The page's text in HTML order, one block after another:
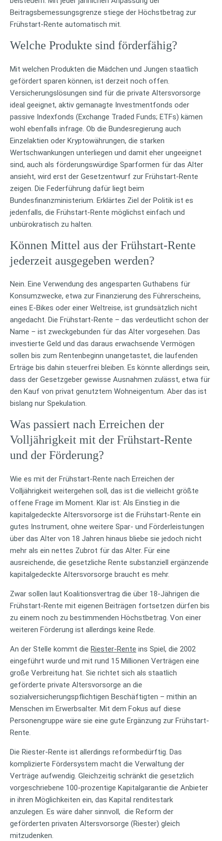
Beitragsbemessungsgrenze stiege der Höchstbetrag zur
Frühstart-Rente automatisch mit.
Welche Produkte sind förderfähig?
Mit welchen Produkten die Mädchen und Jungen staatlich
gefördert sparen können, ist derzeit noch offen.
Versicherungslösungen sind für die private Altersvorsorge
ideal geeignet, aktiv gemanagte Investmentfonds oder
passive Indexfonds (Exchange Traded Funds; ETFs) kämen
wohl ebenfalls infrage. Ob die Bundesregierung auch
Einzelaktien oder Kryptowährungen, die starken
Wertschwankungen unterliegen und damit eher ungeeignet
sind, auch als förderungswürdige Sparformen für das Alter
ansieht, wird erst der Gesetzentwurf zur Frühstart-Rente
zeigen. Die Federführung dafür liegt beim
Bundesfinanzministerium. Erklärtes Ziel der Politik ist es
jedenfalls, die Frühstart-Rente möglichst einfach und
unbürokratisch zu halten.
Können Mittel aus der Frühstart-Rente
jederzeit ausgegeben werden?
Nein. Eine Verwendung des angesparten Guthabens für
Konsumzwecke, etwa zur Finanzierung des Führerscheins,
eines E-Bikes oder einer Weltreise, ist grundsätzlich nicht
angedacht. Die Frühstart-Rente – das verdeutlicht schon der
Name – ist zweckgebunden für das Alter vorgesehen. Das
investierte Geld und das daraus erwachsende Vermögen
sollen bis zum Rentenbeginn unangetastet, die laufenden
Erträge bis dahin steuerfrei bleiben. Es könnte allerdings sein,
dass der Gesetzgeber gewisse Ausnahmen zulässt, etwa für
den Kauf von privat genutztem Wohneigentum. Aber das ist
bislang nur Spekulation.
Was passiert nach Erreichen der
Volljährigkeit mit der Frühstart-Rente
und der Förderung?
Wie es mit der Frühstart-Rente nach Erreichen der
Volljährigkeit weitergehen soll, das ist die vielleicht größte
offene Frage im Moment. Klar ist: Als Einstieg in die
kapitalgedeckte Altersvorsorge ist die Frühstart-Rente ein
gutes Instrument, ohne weitere Spar- und Förderleistungen
über das Alter von 18 Jahren hinaus bliebe sie jedoch nicht
mehr als ein nettes Zubrot für das Alter. Für eine
ausreichende, die gesetzliche Rente substanziell ergänzende
kapitalgedeckte Altersvorsorge braucht es mehr.
Zwar sollen laut Koalitionsvertrag die über 18-Jährigen die
Frühstart-Rente mit eigenen Beiträgen fortsetzen dürfen bis
zu einem noch zu bestimmenden Höchstbetrag. Von einer
weiteren Förderung ist allerdings keine Rede.
An der Stelle kommt die Riester-Rente ins Spiel, die 2002
eingeführt wurde und mit rund 15 Millionen Verträgen eine
große Verbreitung hat. Sie richtet sich als staatlich
geförderte private Altersvorsorge an die
sozialversicherungspflichtigen Beschäftigten – mithin an
Menschen im Erwerbsalter. Mit dem Fokus auf diese
Personengruppe wäre sie eine gute Ergänzung zur Frühstart-
Rente.
Die Riester-Rente ist allerdings reformbedürftig. Das
komplizierte Fördersystem macht die Verwaltung der
Verträge aufwendig. Gleichzeitig schränkt die gesetzlich
vorgeschriebene 100-prozentige Kapitalgarantie die Anbieter
in ihren Möglichkeiten ein, das Kapital renditestark
anzulegen. Es wäre daher sinnvoll, die Reform der
geförderten privaten Altersvorsorge (Riester) gleich
mitzudenken.